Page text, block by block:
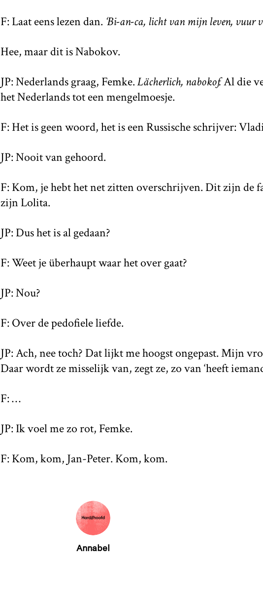
F: Laat eens lezen dan. ‘Bi-an-ca, licht van mijn leven, vuur
Hee, maar dit is Nabokov.
JP: Nederlands graag, Femke.Lächerlich, nabokof.Al die
het Nederlands tot een mengelmoesje.
F: Het is geen woord, het is een Russische schrijver:
JP: Nooit van gehoord.
F: Kom, je hebt het net zitten overschrijven. Dit zijn de
zijn Lolita.
JP: Dus het is al gedaan?
F: Weet je überhaupt waar het over gaat?
JP: Nou?
F: Over de pedofiele liefde.
JP: Ach, nee toch? Dat lijkt me hoogst ongepast. Mijn
Daar wordt ze misselijk van, zegt ze, zo van ‘heeft
F: …
JP: Ik voel me zo rot, Femke.
F: Kom, kom, Jan-Peter. Kom, kom.
Annabel